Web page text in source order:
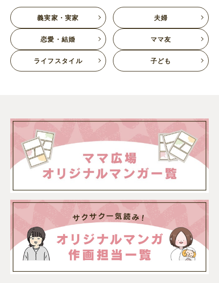
義実家・実家 夫婦
恋愛・結婚 ママ友
ライフスタイル 子ども